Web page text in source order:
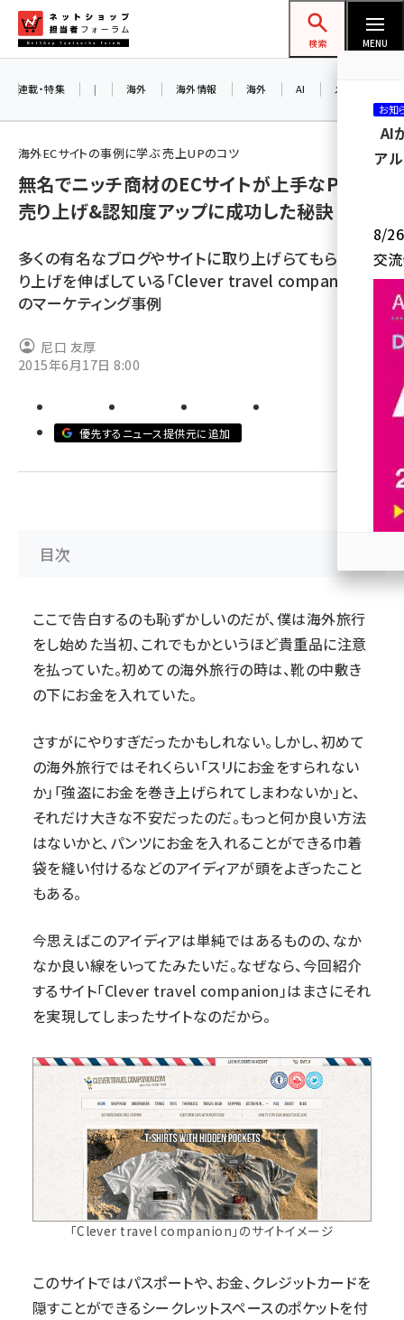
ン
ネットショップ担当者フォーラム
検索 MENU
amazon (2253)
楽天 (1873)
ecbeing (1210)
アスクル (1122)
base (1079)
ビィ・フォアード (776)
revico (744)
連載・特集 | 海外 海外情報 海外 AI メタバース
海外ECサイトの事例に学ぶ 売上UPのコツ
無名でニッチ商材のECサイトが上手なPRで
売り上げ&認知度アップに成功した秘訣
多くの有名なブログやサイトに取り上げらてもらい、売
り上げを伸ばしている「Clever travel companion」
のマーケティング事例
尼口 友厚
2015年6月17日 8:00
優先するニュース提供元に追加
目次
ここで告白するのも恥ずかしいのだが、僕は海外旅行
をし始めた当初、これでもかというほど貴重品に注意
を払っていた。初めての海外旅行の時は、靴の中敷き
の下にお金を入れていた。
さすがにやりすぎだったかもしれない。しかし、初めて
の海外旅行ではそれくらい「スリにお金をすられない
か」「強盗にお金を巻き上げられてしまわないか」と、
それだけ大きな不安だったのだ。もっと何か良い方法
はないかと、パンツにお金を入れることができる巾着
袋を縫い付けるなどのアイディアが頭をよぎったこと
もある。
今思えばこのアイディアは単純ではあるものの、なか
なか良い線をいってたみたいだ。なぜなら、今回紹介
するサイト「Clever travel companion」はまさにそれ
を実現してしまったサイトなのだから。
「Clever travel companion」のサイトイメージ
このサイトではパスポートや、お金、クレジットカードを
隠すことができるシークレットスペースのポケットを付
お知
AI
ア
8/26
交
参